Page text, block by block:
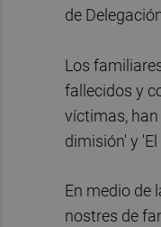
de
Los
fallecidos y
víctimas, han
dimisión' y 'El
En medio de
nostres de